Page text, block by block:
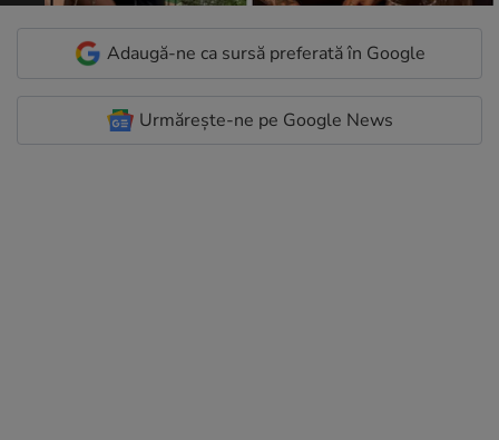
Adaugă-ne ca sursă preferată în Google
Urmărește-ne pe Google News